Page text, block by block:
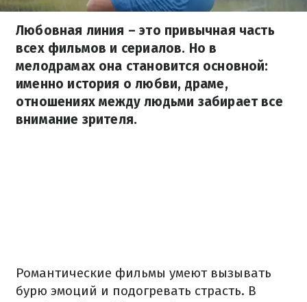
Любовная линия – это привычная часть
всех фильмов и сериалов. Но в
мелодрамах она становится основной:
именно история о любви, драме,
отношениях между людьми забирает все
внимание зрителя.
Романтические фильмы умеют вызывать
бурю эмоций и подогревать страсть. В